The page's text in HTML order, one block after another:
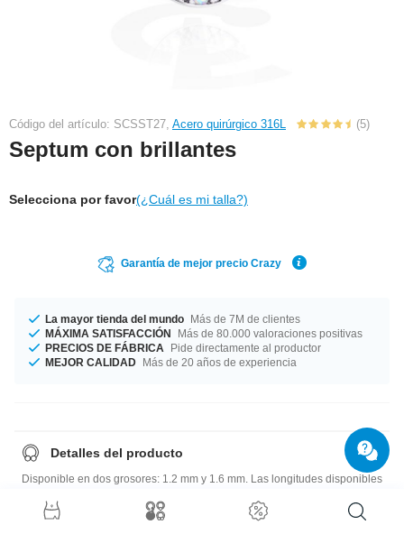
Código del artículo: SCSST27, Acero quirúrgico 316L (5)
Septum con brillantes
Selecciona por favor(¿Cuál es mi talla?)
Garantía de mejor precio Crazy
La mayor tienda del mundo Más de 7M de clientes
MÁXIMA SATISFACCIÓN
Más de 80.000 valoraciones positivas
PRECIOS DE FÁBRICA
Pide directamente al productor
MEJOR CALIDAD Más de 20 años de experiencia
Detalles del producto
Disponible en dos grosores: 1.2 mm y 1.6 mm. Las longitudes disponibles
diferente del producto, que estará entre 6 mm y 7 mm. Fabricado con
gemas de diversos colores para que puedas elegir el color que más te